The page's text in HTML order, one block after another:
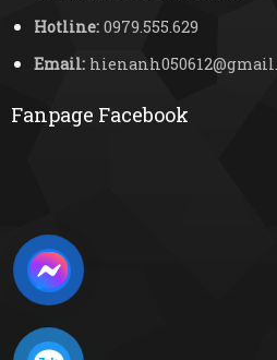
Hotline:0979.555.629
Email:
Fanpage Facebook